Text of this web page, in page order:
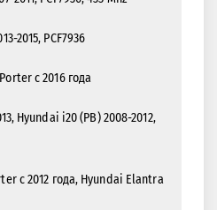
2015, PCF7936
с 2016 года
Hyundai i20 (PB) 2008-2012,
с 2012 года, Hyundai Elantra